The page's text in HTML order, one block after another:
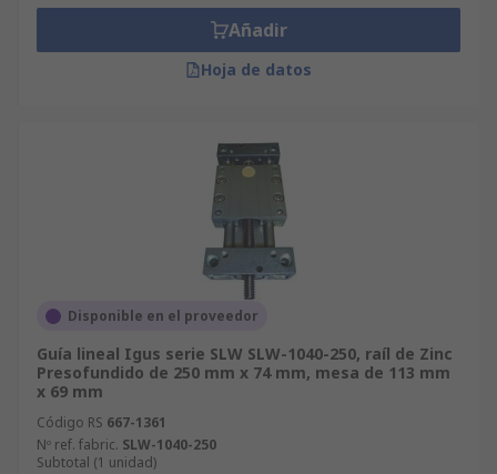
Añadir
Hoja de datos
Disponible en el proveedor
Guía lineal Igus serie SLW SLW-1040-250, raíl de Zinc
Presofundido de 250 mm x 74 mm, mesa de 113 mm
x 69 mm
Código RS 667-1361
Nº ref. fabric. SLW-1040-250
Subtotal (1 unidad)